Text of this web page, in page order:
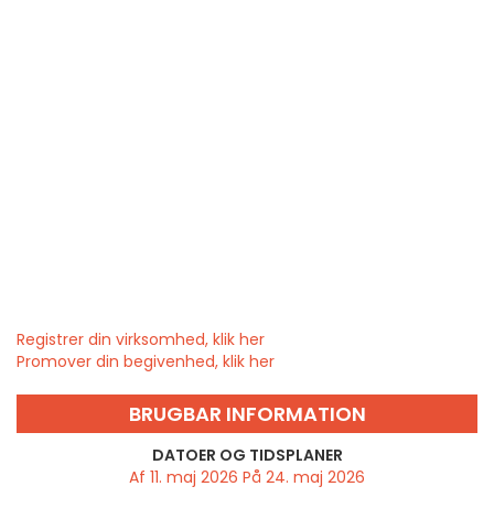
Registrer din virksomhed, klik her
Promover din begivenhed, klik her
BRUGBAR INFORMATION
DATOER OG TIDSPLANER
Af 11. maj 2026 På 24. maj 2026